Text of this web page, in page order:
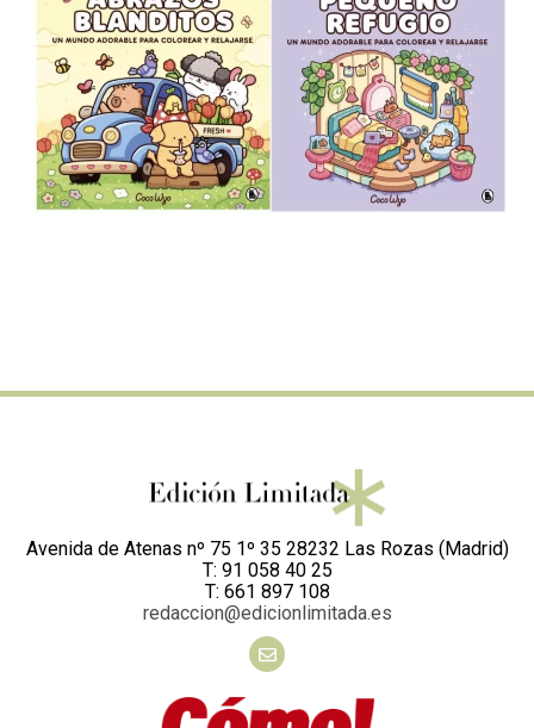
Avenida de Atenas nº 75 1º 35 28232 Las Rozas (Madrid)
T: 91 058 40 25
T: 661 897 108
redaccion@edicionlimitada.es